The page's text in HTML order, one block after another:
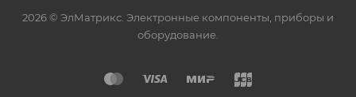
2026 © ЭлМатрикс. Электронные компоненты, приборы и
оборудование.